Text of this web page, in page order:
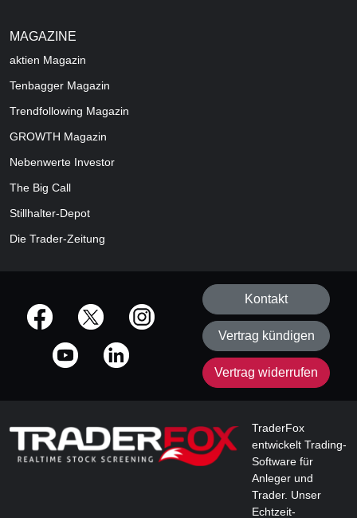
MAGAZINE
aktien Magazin
Tenbagger Magazin
Trendfollowing Magazin
GROWTH Magazin
Nebenwerte Investor
The Big Call
Stillhalter-Depot
Die Trader-Zeitung
offizielle Social Media-Accounts
Kontakt
Vertrag kündigen
Vertrag widerrufen
TraderFox
entwickelt Trading-
Software für
Anleger und
Trader. Unser
Echtzeit-